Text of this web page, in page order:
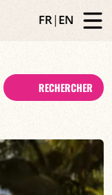
FR|EN
RECHERCHER